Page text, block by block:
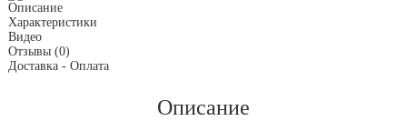
Описание
Характеристики
Видео
Отзывы (0)
Доставка - Оплата
Описание